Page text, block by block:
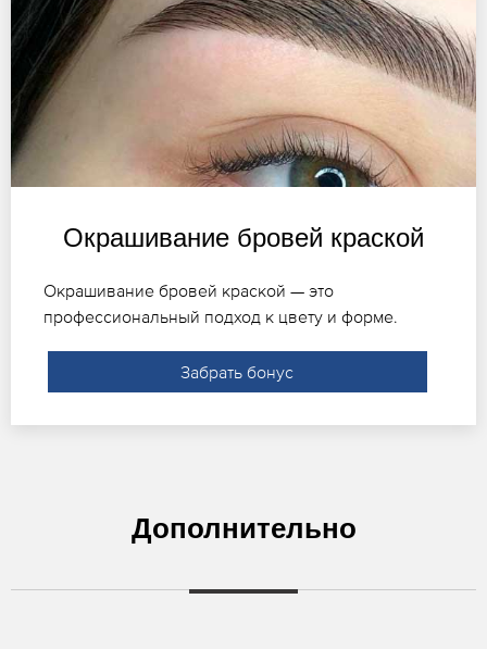
Окрашивание бровей краской
Окрашивание бровей краской — это
профессиональный подход к цвету и форме.
Забрать бонус
Дополнительно